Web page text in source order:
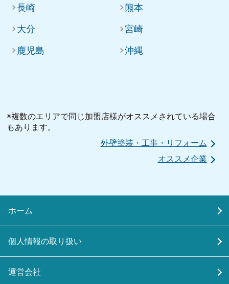
長崎 熊本
大分 宮崎
鹿児島 沖縄
※複数のエリアで同じ加盟店様がオススメされている場合
もあります。
外壁塗装・工事・リフォーム
オススメ企業
ホーム
個人情報の取り扱い
運営会社